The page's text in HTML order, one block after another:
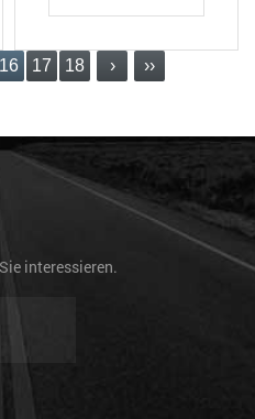
16 17 18 › ››
interessieren.